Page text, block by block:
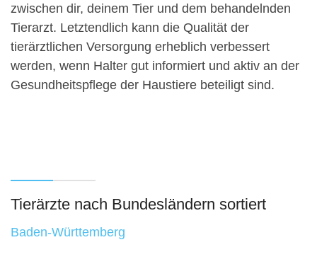
zwischen dir, deinem Tier und dem behandelnden
Tierarzt. Letztendlich kann die Qualität der
tierärztlichen Versorgung erheblich verbessert
werden, wenn Halter gut informiert und aktiv an der
Gesundheitspflege der Haustiere beteiligt sind.
Tierärzte nach Bundesländern sortiert
Baden-Württemberg